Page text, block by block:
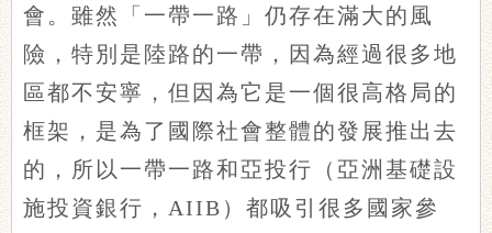
會。雖然「一帶一路」仍存在滿大的風
險，特別是陸路的一帶，因為經過很多地
區都不安寧，但因為它是一個很高格局的
框架，是為了國際社會整體的發展推出去
的，所以一帶一路和亞投行（亞洲基礎設
施投資銀行，AIIB）都吸引很多國家參